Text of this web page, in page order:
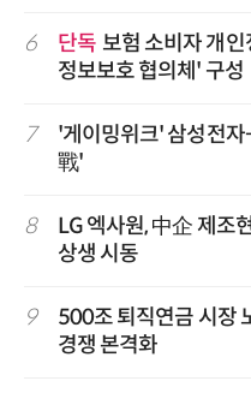
6 단독 보험 소비자 개
정보보호 협의체' 구성
7
'게이밍위크' 삼성전
戰'
8
LG 엑사원, 中企 제조
상생 시동
9
500조 퇴직연금 시장
경쟁 본격화